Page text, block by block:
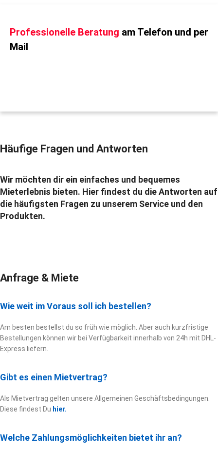
Professionelle Beratung am Telefon und per
Mail
Häufige Fragen und Antworten
Wir möchten dir ein einfaches und bequemes
Mieterlebnis bieten. Hier findest du die Antworten auf
die häufigsten Fragen zu unserem Service und den
Produkten.
Anfrage & Miete
Wie weit im Voraus soll ich bestellen?
Am besten bestellst du so früh wie möglich. Aber auch kurzfristige
Bestellungen können wir bei Verfügbarkeit innerhalb von 24h mit DHL-
Express liefern.
Gibt es einen Mietvertrag?
Als Mietvertrag gelten unsere Allgemeinen Geschäftsbedingungen.
Diese findest Du hier.
Welche Zahlungsmöglichkeiten bietet ihr an?